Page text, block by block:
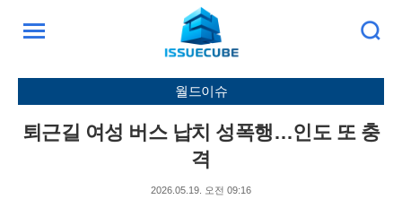
검
주
서
메
월드이슈
퇴근길 여성 버스 납치 성폭행…인도 또 충
격
2026.05.19. 오전 09:16